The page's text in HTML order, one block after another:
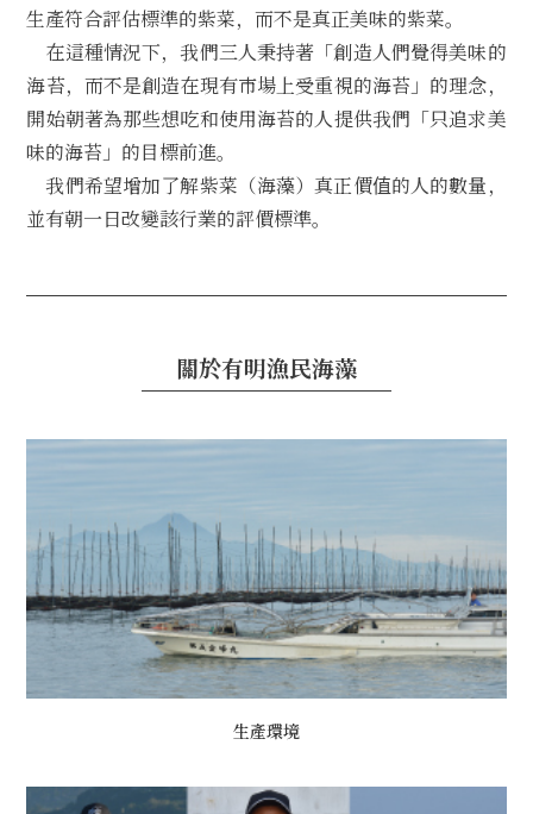
生產符合評估標準的紫菜，而不是真正美味的紫菜。
在這種情況下，我們三人秉持著「創造人們覺得美味的
海苔，而不是創造在現有市場上受重視的海苔」的理念，
開始朝著為那些想吃和使用海苔的人提供我們「只追求美
味的海苔」的目標前進。
我們希望增加了解紫菜（海藻）真正價值的人的數量，
並有朝一日改變該行業的評價標準。
關於有明漁民海藻
生產環境